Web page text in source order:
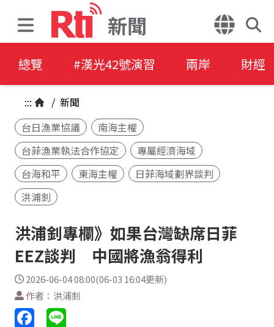
新聞
總覽 #漢光42號演習 兩岸 財經
::: / 新聞
台日漁業協議
南海主權
台菲漁業執法合作協定
專屬經濟海域
台海和平
東海主權
日菲海域劃界談判
洪浦釗
洪浦釗專欄》如果台灣缺席日菲
EEZ談判 中國將漁翁得利
2026-06-04 08:00(06-03 16:04更新)
作者：洪浦釗